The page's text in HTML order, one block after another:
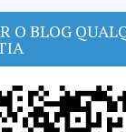
O BLOG